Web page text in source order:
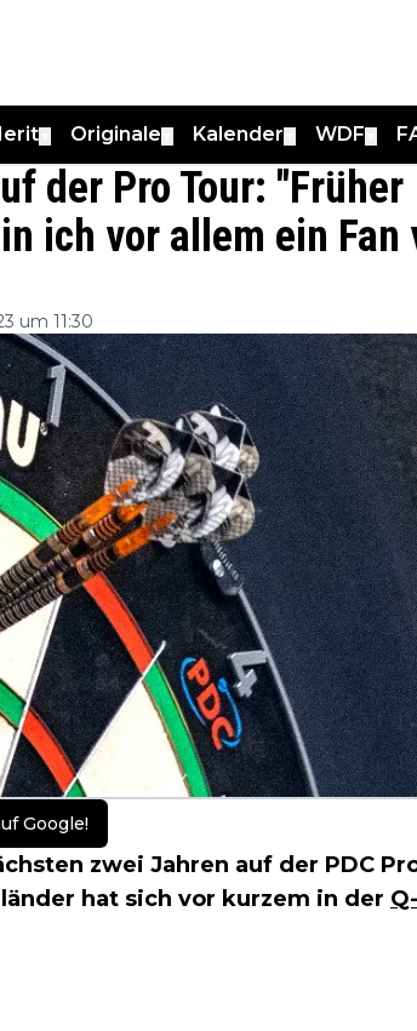
Originale Kalender WDF
der Pro Tour: "Früher
ich vor allem ein Fan
um 11:30
Google!
zwei Jahren auf der PDC
hat sich vor kurzem in der